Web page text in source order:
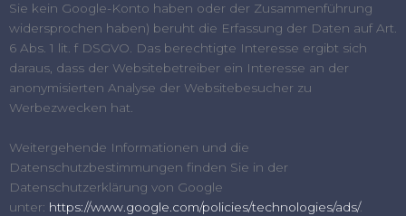
Sie kein Google-Konto haben oder der Zusammenführung
widersprochen haben) beruht die Erfassung der Daten auf Art.
6 Abs. 1 lit. f DSGVO. Das berechtigte Interesse ergibt sich
daraus, dass der Websitebetreiber ein Interesse an der
anonymisierten Analyse der Websitebesucher zu
Werbezwecken hat.
Weitergehende Informationen und die
Datenschutzbestimmungen finden Sie in der
Datenschutzerklärung von Google
unter: https://www.google.com/policies/technologies/ads/.